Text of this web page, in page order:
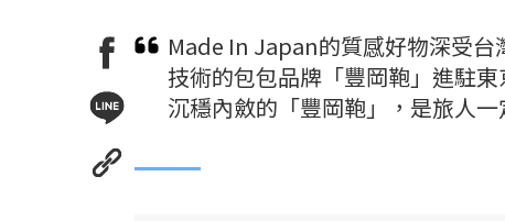
Made In Japan的質感好物深受台
技術的包包品牌「豐岡鞄」進駐
沉穩內斂的「豐岡鞄」，是旅人